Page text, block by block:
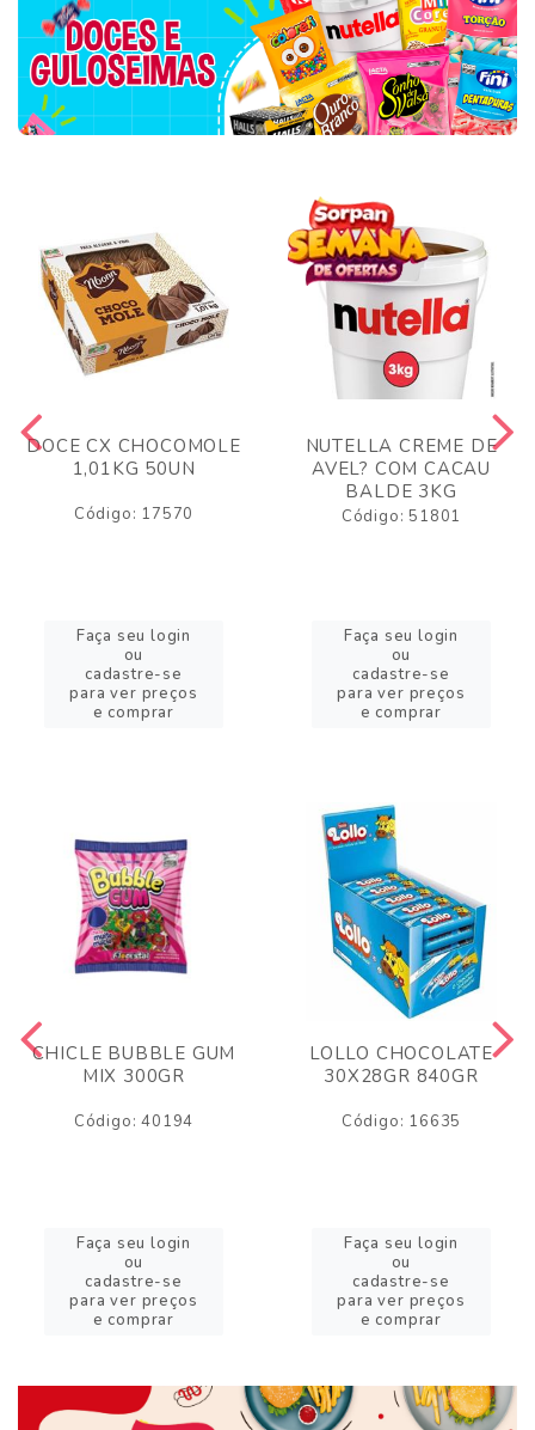
DOCE CX CHOCOMOLE
1,01KG 50UN
Código: 17570
Faça seu login
ou
cadastre-se
para ver preços
e comprar
NUTELLA CREME DE
AVEL? COM CACAU
BALDE 3KG
Código: 51801
Faça seu login
ou
cadastre-se
para ver preços
e comprar
CHICLE BUBBLE GUM
MIX 300GR
Código: 40194
Faça seu login
ou
cadastre-se
para ver preços
e comprar
LOLLO CHOCOLATE
30X28GR 840GR
Código: 16635
Faça seu login
ou
cadastre-se
para ver preços
e comprar